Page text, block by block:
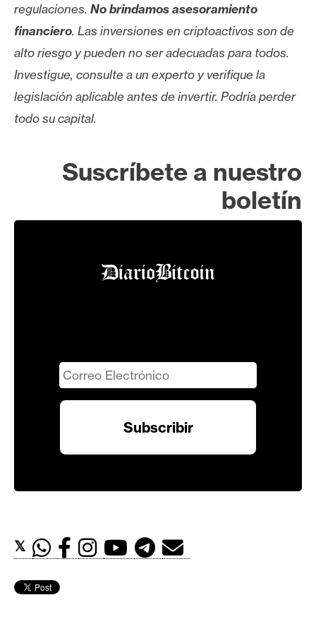
regulaciones. No brindamos asesoramiento
financiero. Las inversiones en criptoactivos son de
alto riesgo y pueden no ser adecuadas para todos.
Investigue, consulte a un experto y verifique la
legislación aplicable antes de invertir. Podría perder
todo su capital.
Suscríbete a nuestro
boletín
𝕏